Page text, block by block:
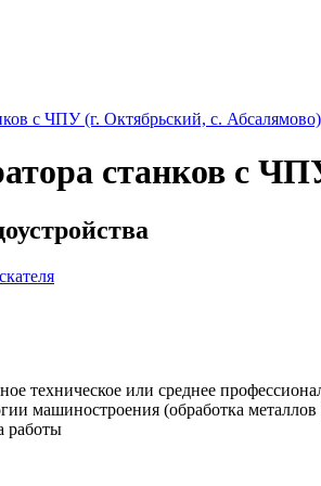
с ЧПУ (г. Октябрьский, с. Абсалямово)
станков с
техническое или среднее
машиностроения (обработка металлов
работы